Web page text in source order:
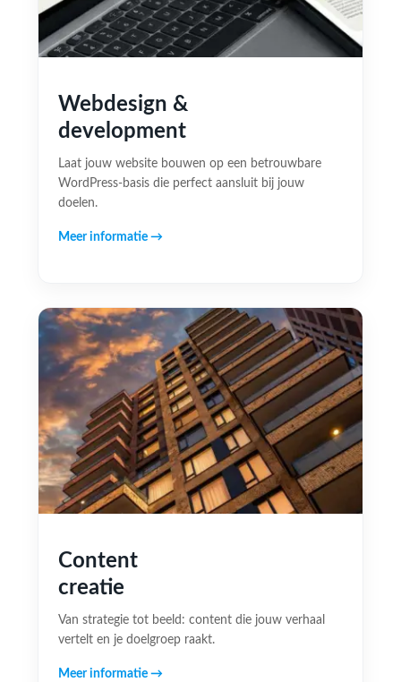
Webdesign &
development
Laat jouw website bouwen op een betrouwbare
WordPress-basis die perfect aansluit bij jouw
doelen.
Meer informatie →
Content
creatie
Van strategie tot beeld: content die jouw verhaal
vertelt en je doelgroep raakt.
Meer informatie →